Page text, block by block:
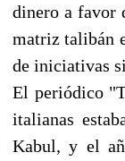
dinero a favor
matriz talibán
de iniciativas
El periódico
italianas
Kabul, y el